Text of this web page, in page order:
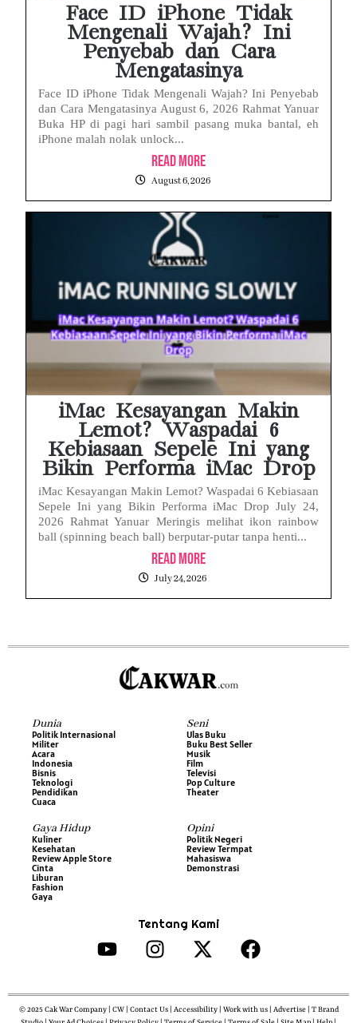
Face ID iPhone Tidak
Mengenali Wajah? Ini
Penyebab dan Cara
Mengatasinya
Face ID iPhone Tidak Mengenali Wajah? Ini Penyebab
dan Cara Mengatasinya August 6, 2026 Rahmat Yanuar
Buka HP di pagi hari sambil pasang muka bantal, eh
iPhone malah nolak unlock...
Read More
August 6, 2026
iMac Kesayangan Makin
Lemot? Waspadai 6
Kebiasaan Sepele Ini yang
Bikin Performa iMac Drop
iMac Kesayangan Makin Lemot? Waspadai 6 Kebiasaan
Sepele Ini yang Bikin Performa iMac Drop July 24,
2026 Rahmat Yanuar Meringis melihat ikon rainbow
ball (spinning beach ball) berputar-putar tanpa henti...
Read More
July 24, 2026
Dunia
Politik Internasional
Militer
Acara
Indonesia
Bisnis
Teknologi
Pendidikan
Cuaca
Seni
Ulas Buku
Buku Best Seller
Musik
Film
Televisi
Pop Culture
Theater
Gaya Hidup
Kuliner
Kesehatan
Review Apple Store
Cinta
Liburan
Fashion
Gaya
Opini
Politik Negeri
Review Termpat
Mahasiswa
Demonstrasi
Tentang Kami
© 2025 Cak War Company | CW | Contact Us | Accessibility | Work with us | Advertise | T Brand